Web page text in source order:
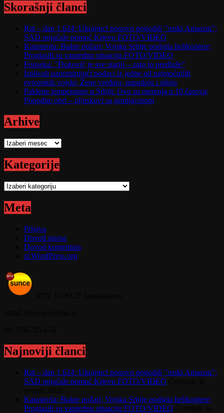
Skorašnji članci
Rat – dan 1.624: Ukrajinci ponovo pogodili "ruski Amazon";
SAD pojačale pomoć Kijevu FOTO/VIDEO
Katastrofa: Bukte požari; Vojska Srbije podigla helikoptere;
Proglasili su vanrednu situaciju FOTO/VIDEO
Fonseka: "Đoković je sve stariji – zato to predlaže"
Isplivali uznemirujući podaci iz jedne od najmoćnijih
evropskih vojski; Žene vređaju, napadaju i siluju
Paklene temperature u Srbiji: Ovo su merenja u 10 časova;
Popodne obrt – pljuskovi sa grmljavinom
Arhive
Arhive
Kategorije
Kategorije
Meta
Prijava
Dovod unosa
Dovod komentara
sr.WordPress.org
Najnoviji članci
Rat – dan 1.624: Ukrajinci ponovo pogodili "ruski Amazon";
SAD pojačale pomoć Kijevu FOTO/VIDEO
Katastrofa: Bukte požari; Vojska Srbije podigla helikoptere;
Proglasili su vanrednu situaciju FOTO/VIDEO